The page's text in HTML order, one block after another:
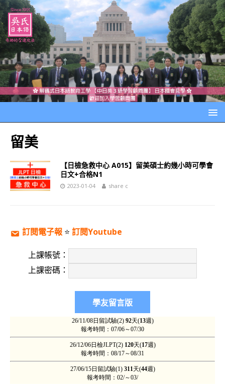
留美
【日檢急救中心 A015】留美碩士約幾小時可學會
日文+合格N1
2023-01-04 share c
訂閱電子報 ⭐️ 訂閱Youtube
上課帳號：
上課密碼：